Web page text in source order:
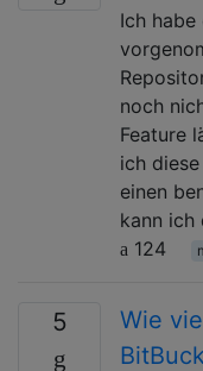
Ich habe
noch
Feature
ich
einen
kann ich
124
5
Wie